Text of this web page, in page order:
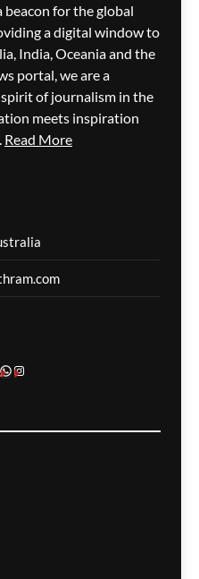
ആർമിയിൽ
ഉൾപ്പെടുത്താൻ
4 hours
beacon for the global
a digital window to
India, Oceania and the
portal, we are a
of journalism in the
meets inspiration
Read More
WhatsApp
Instagram